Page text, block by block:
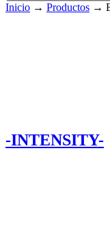
Inicio → Productos →
-INTENSITY-